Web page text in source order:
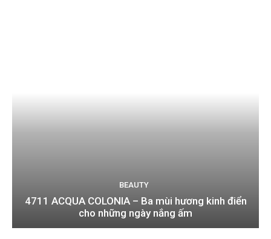
BEAUTY
4711 ACQUA COLONIA – Ba mùi hương kinh điển
cho những ngày nắng ấm